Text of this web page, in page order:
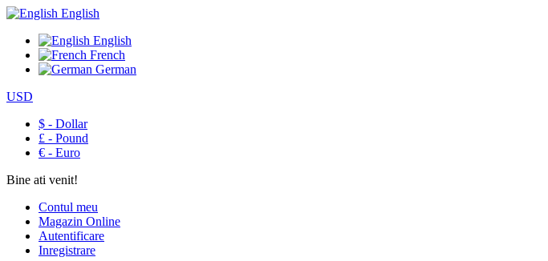
English
English
French
German
USD
$ - Dollar
£ - Pound
€ - Euro
Bine ati venit!
Contul meu
Magazin Online
Autentificare
Inregistrare